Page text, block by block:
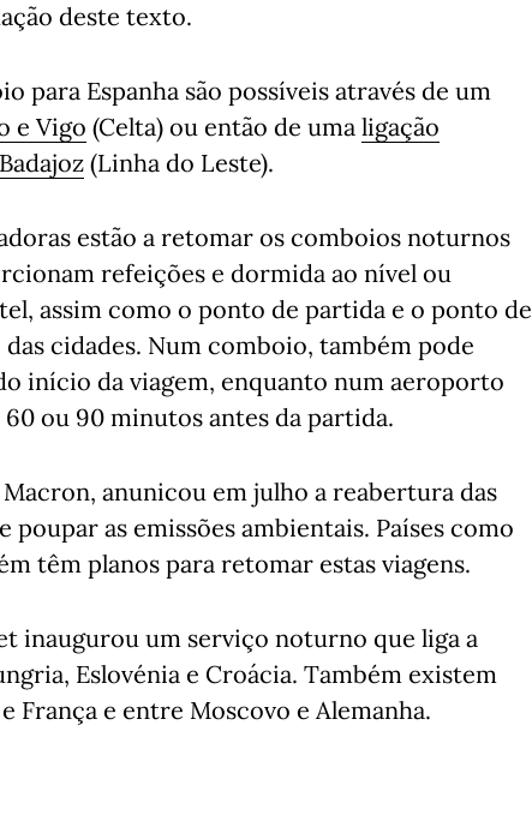
deste texto.
para Espanha são possíveis através de um
e Vigo (Celta) ou então de uma ligação
(Linha do Leste).
estão a retomar os comboios noturnos
refeições e dormida ao nível ou
assim como o ponto de partida e o ponto de
cidades. Num comboio, também pode
início da viagem, enquanto num aeroporto
ou 90 minutos antes da partida.
anunicou em julho a reabertura das
as emissões ambientais. Países como
têm planos para retomar estas viagens.
inaugurou um serviço noturno que liga a
Eslovénia e Croácia. Também existem
França e entre Moscovo e Alemanha.